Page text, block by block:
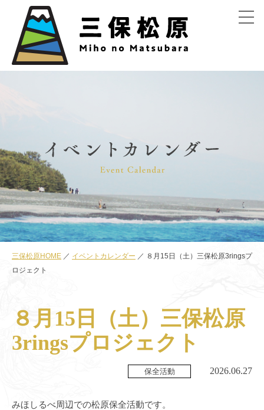
menu
三保松原HOME イベントカレンダー
８月15日（土）三保松原3ringsプ
ロジェクト
８月15日（土）三保松原
3ringsプロジェクト
保全活動 2026.06.27
みほしるべ周辺での松原保全活動です。